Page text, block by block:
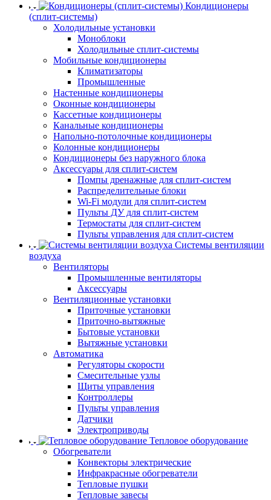
Кондиционеры
(сплит-системы)
Холодильные установки
Моноблоки
Холодильные сплит-системы
Мобильные кондиционеры
Климатизаторы
Промышленные
Настенные кондиционеры
Оконные кондиционеры
Кассетные кондиционеры
Канальные кондиционеры
Напольно-потолочные кондиционеры
Колонные кондиционеры
Кондиционеры без наружного блока
Аксессуары для сплит-систем
Помпы дренажные для сплит-систем
Распределительные блоки
Wi-Fi модули для сплит-систем
Пульты ДУ для сплит-систем
Термостаты для сплит-систем
Пульты управления для сплит-систем
Системы вентиляции
воздуха
Вентиляторы
Промышленные вентиляторы
Аксессуары
Вентиляционные установки
Приточные установки
Приточно-вытяжные
Бытовые установки
Вытяжные установки
Автоматика
Регуляторы скорости
Смесительные узлы
Щиты управления
Контроллеры
Пульты управления
Датчики
Электроприводы
Тепловое оборудование
Обогреватели
Конвекторы электрические
Инфракрасные обогреватели
Тепловые пушки
Тепловые завесы